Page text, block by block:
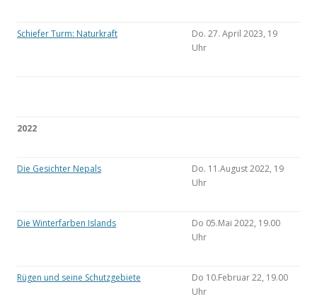
Schiefer Turm: Naturkraft
Do. 27. April 2023, 19
Uhr
2022
Die Gesichter Nepals
Do. 11.August 2022, 19
Uhr
Die Winterfarben Islands
Do 05.Mai 2022, 19.00
Uhr
Rügen und seine Schutzgebiete
Do 10.Februar 22, 19.00
Uhr